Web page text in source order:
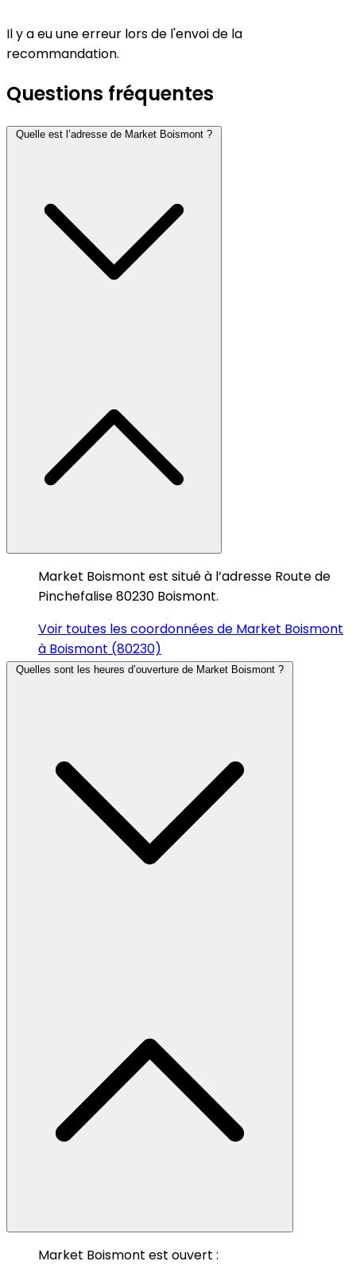
Il y a eu une erreur lors de l'envoi de la
recommandation.
Questions fréquentes
Quelle est l’adresse de Market Boismont ?
Market Boismont est situé à l’adresse Route de
Pinchefalise 80230 Boismont.
Voir toutes les coordonnées de Market Boismont
à Boismont (80230)
Quelles sont les heures d’ouverture de Market Boismont ?
Market Boismont est ouvert :